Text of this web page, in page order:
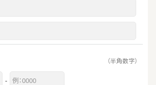
（半角数字）
-